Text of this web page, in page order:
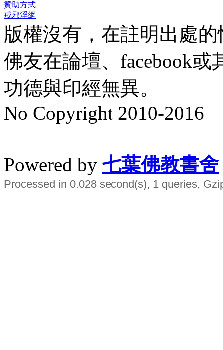
贊助方式
戒邪淫網
版權沒有，在註明出處
佛友在論壇、facebook
功德與印經無異。
No Copyright 2010-2016
Powered by 七葉佛教書舍
Processed in 0.028 second(s), 1 queries,